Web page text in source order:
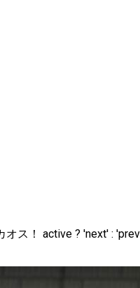
！ active ? 'next' :